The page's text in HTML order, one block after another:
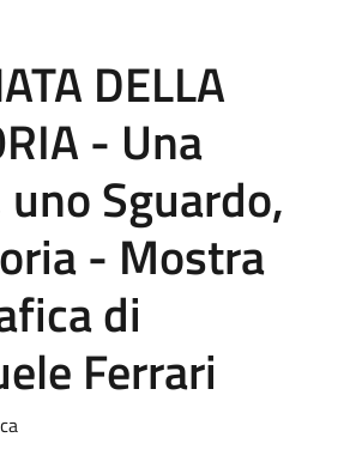
DELLA
- Una
Sguardo,
- Mostra
di
Ferrari